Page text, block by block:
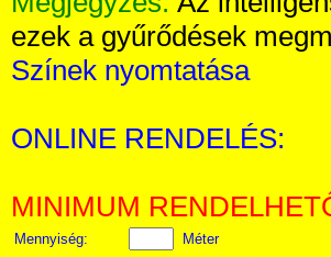
ezek a gyűrődések
Színek nyomtatása
ONLINE RENDELÉS:
MINIMUM
Mennyiség:
Méter